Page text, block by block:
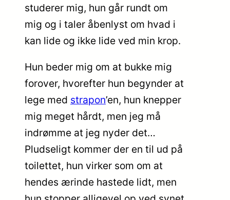
studerer mig, hun går rundt om
mig og i taler åbenlyst om hvad i
kan lide og ikke lide ved min krop.
Hun beder mig om at bukke mig
forover, hvorefter hun begynder at
lege med strapon’en, hun knepper
mig meget hårdt, men jeg må
indrømme at jeg nyder det…
Pludseligt kommer der en til ud på
toilettet, hun virker som om at
hendes ærinde hastede lidt, men